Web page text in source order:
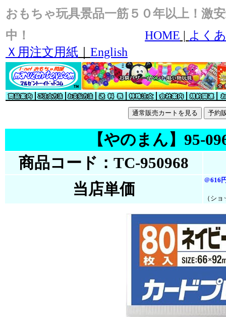
おもちゃ玩具景品一筋５０年以上！激
中！
HOME | よく
Ｘ用注文用紙
English
【やのまん】95-
商品コード：TC-950968
当店単価
＠616
（シ